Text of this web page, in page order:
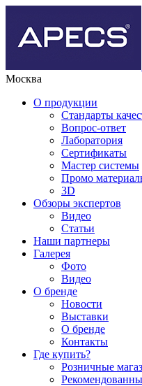
Москва
О продукции
Стандарты
Вопрос-ответ
Лаборатория
Сертификаты
Мастер системы
Промо
3D
Обзоры экспертов
Видео
Статьи
Наши партнеры
Галерея
Фото
Видео
О бренде
Новости
Выставки
О бренде
Контакты
Где купить?
Розничные